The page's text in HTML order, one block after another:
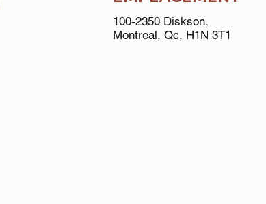
100-2350 Diskson,
Montreal, Qc, H1N 3T1